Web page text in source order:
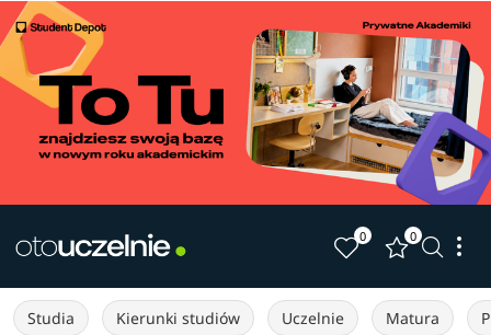
0 0
Studia Kierunki studiów Uczelnie Matura